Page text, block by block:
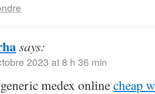
says:
2023 at 8 h 36 min
medex onlinecheap